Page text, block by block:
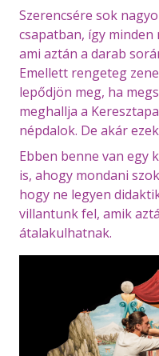
Szerencsére sok
csapatban, így
ami aztán a darab
Emellett rengeteg
lepődjön meg, ha
meghallja a
népdalok. De akár
Ebben benne van egy
is, ahogy mondani
hogy ne legyen
villantunk fel, amik
átalakulhatnak.